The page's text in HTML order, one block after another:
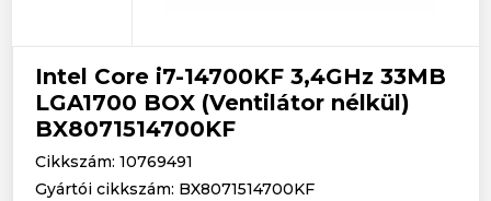
Intel Core i7-14700KF 3,4GHz 33MB
LGA1700 BOX (Ventilátor nélkül)
BX8071514700KF
Cikkszám: 10769491
Gyártói cikkszám: BX8071514700KF